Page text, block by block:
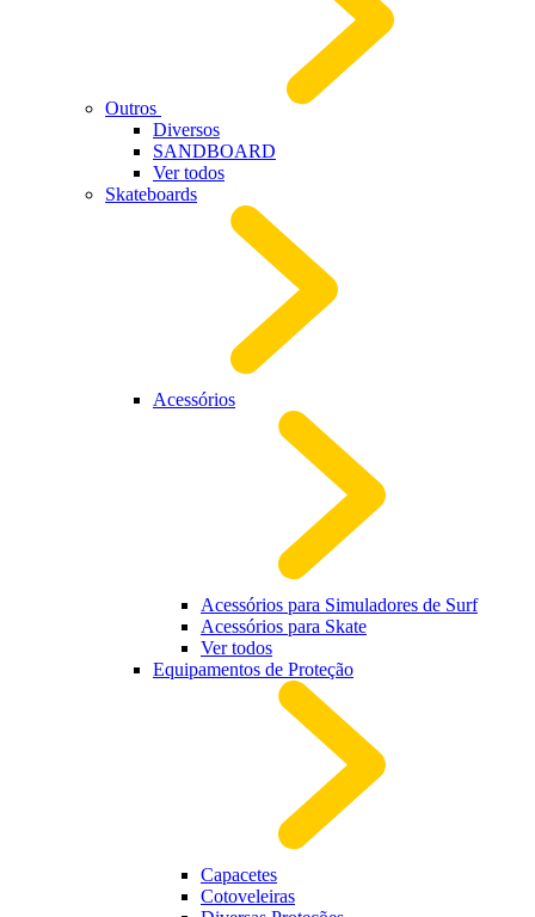
Outros
Diversos
SANDBOARD
Ver todos
Skateboards
Acessórios
Acessórios para Simuladores de Surf
Acessórios para Skate
Ver todos
Equipamentos de Proteção
Capacetes
Cotoveleiras